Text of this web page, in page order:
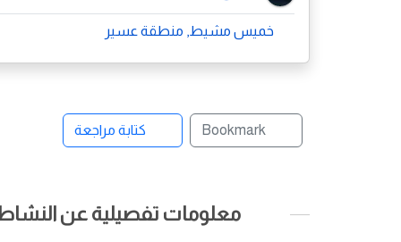
خميس مشيط, منطقة عسير
Bookmark كتابة مراجعة
معلومات تفصيلية عن النشاط